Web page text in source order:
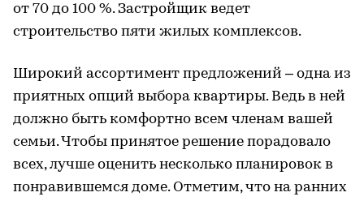
от 70 до 100 %. Застройщик ведет
строительство пяти жилых комплексов.
Широкий ассортимент предложений – одна из
приятных опций выбора квартиры. Ведь в ней
должно быть комфортно всем членам вашей
семьи. Чтобы принятое решение порадовало
всех, лучше оценить несколько планировок в
понравившемся доме. Отметим, что на ранних